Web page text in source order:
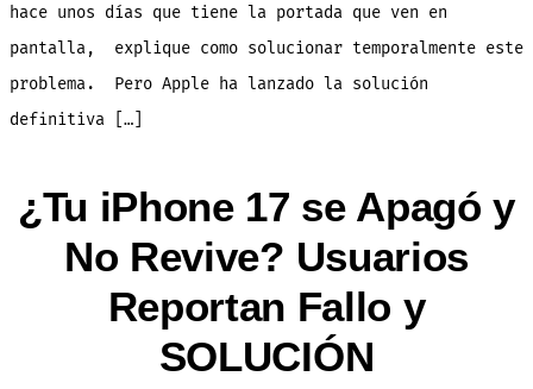
hace unos días que tiene la portada que ven en
pantalla, explique como solucionar temporalmente este
problema. Pero Apple ha lanzado la solución
definitiva […]
¿Tu iPhone 17 se Apagó y
No Revive? Usuarios
Reportan Fallo y
SOLUCIÓN